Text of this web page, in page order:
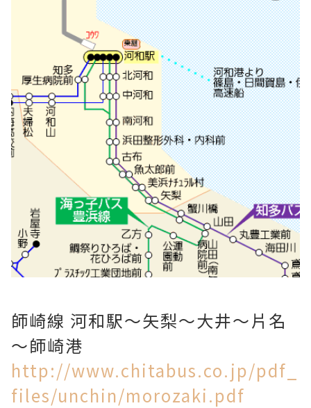
師崎線 河和駅～矢梨～大井～片名
～師崎港
http://www.chitabus.co.jp/pdf_
files/unchin/morozaki.pdf